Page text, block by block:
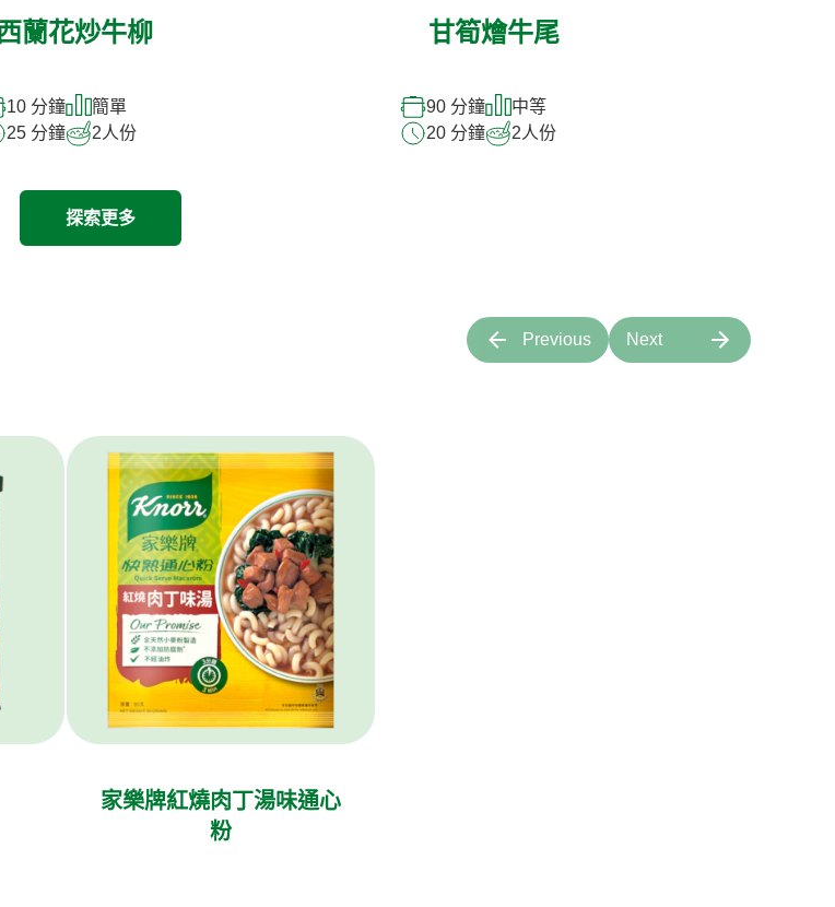
西蘭花炒牛柳
10 分鐘
簡單
25 分鐘
2人份
甘筍燴牛尾
90 分鐘
中等
20 分鐘
2人份
探索更多
家樂牌紅燒肉丁湯味通心
粉
Previous Next